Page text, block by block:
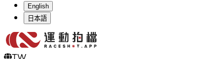
English
日本語